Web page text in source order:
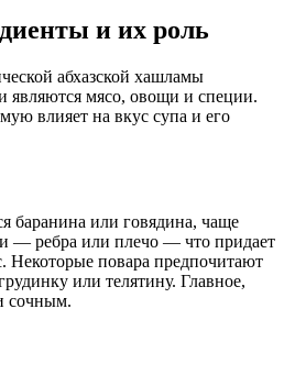
и их роль
абхазской хашламы
являются мясо, овощи и специи.
влияет на вкус супа и его
баранина или говядина, чаще
— ребра или плечо — что придает
Некоторые повара предпочитают
или телятину. Главное,
сочным.